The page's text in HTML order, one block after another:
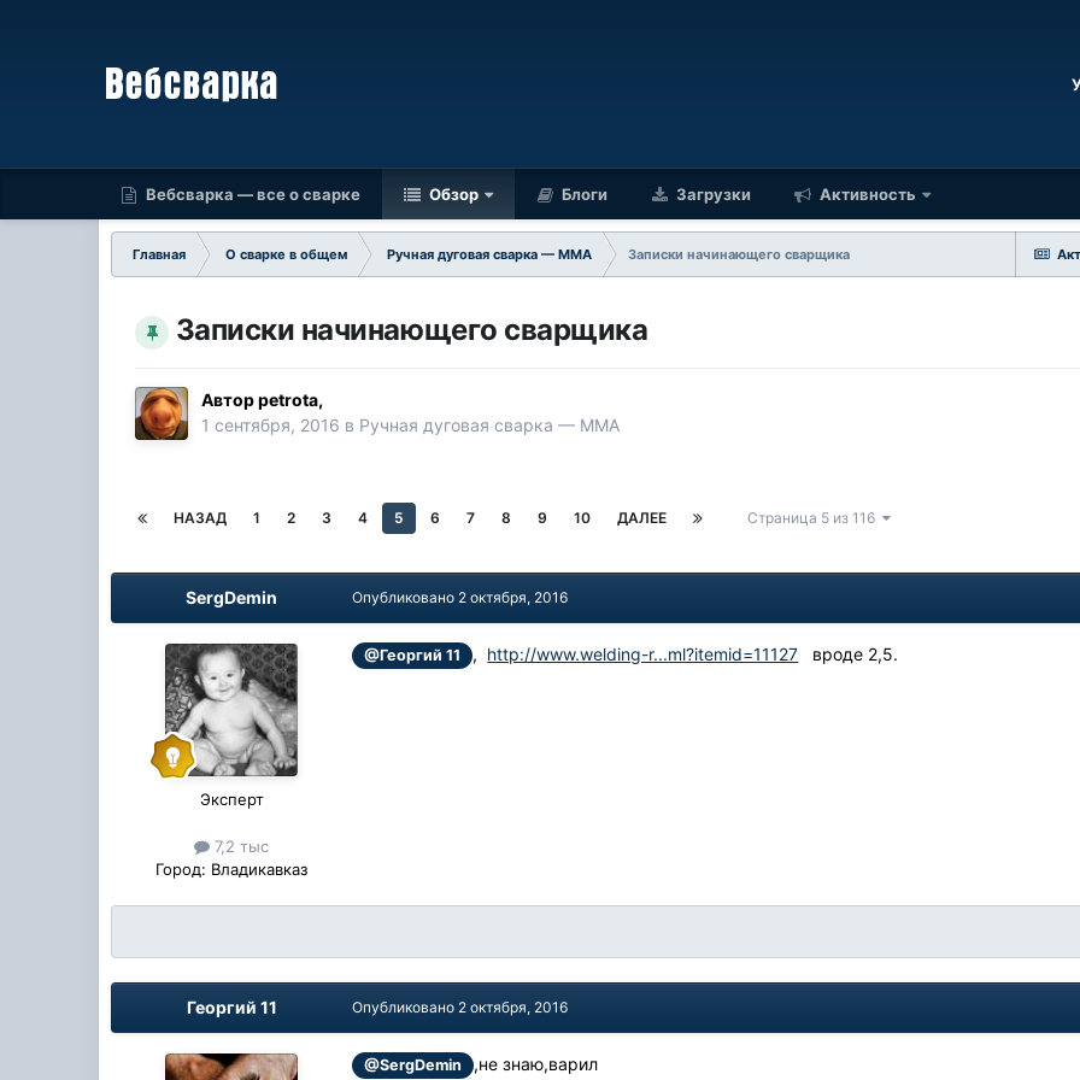
Вебсварка — все о сварке Обзор Блоги Загрузки Активность
Главная О сварке в общем Ручная дуговая сварка — ММA Записки начинающего сварщика
Записки начинающего сварщика
Авторpetrota,
1 сентября, 2016 в Ручная дуговая сварка — ММA
НАЗАД 1 2 3 4 5 6 7 8 9 10 ДАЛЕЕ Страница 5 из 116
SergDemin
Эксперт
7,2 тыс
Город: Владикавказ
Опубликовано 2 октября, 2016
@Георгий 11 , http://www.welding-r...ml?itemid=11127 вроде 2,5.
Георгий 11 Опубликовано 2 октября, 2016
@SergDemin ,не знаю,варил